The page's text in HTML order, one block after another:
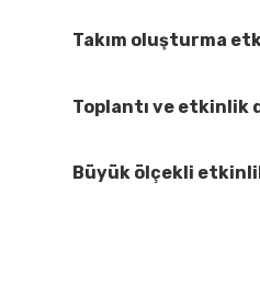
Takım oluşturma
Toplantı ve etkinlik
Büyük ölçekli